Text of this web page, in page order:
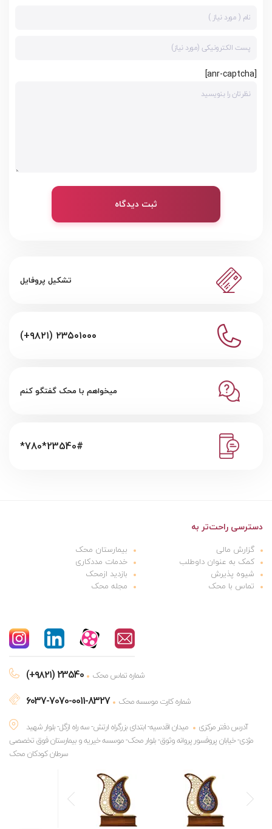
[anr-captcha]
ثبت دیدگاه
تشکیل پروفایل
(+۹۸۲۱) ۲۳۵۰۱۰۰۰
میخواهم با محک گفتگو کنم
*780*23540#
دسترسی راحت‌تر به
گزارش مالی
بیمارستان محک
کمک به عنوان داوطلب
خدمات مددکاری
شیوه پذیرش
بازدید ازمحک
تماس با محک
مجله محک
(+۹۸۲۱) 23540 شماره تماس محک
6037-7070-0011-8327
شماره کارت موسسه محک
آدرس دفتر مرکزی
میدان اقدسیه- ابتدای بزرگراه ارتش- سه راه ازگل- بلوار شهید
مژدی- خیابان پروفسور پروانه وثوق- بلوار محک- موسسه خیریه و بیمارستان فوق تخصصی
سرطان کودکان محک